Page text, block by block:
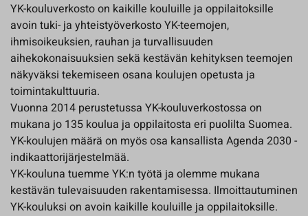
YK-kouluverkosto on kaikille kouluille ja oppilaitoksille
avoin tuki- ja yhteistyöverkosto YK-teemojen,
ihmisoikeuksien, rauhan ja turvallisuuden
aihekokonaisuuksien sekä kestävän kehityksen teemojen
näkyväksi tekemiseen osana koulujen opetusta ja
toimintakulttuuria.
Vuonna 2014 perustetussa YK-kouluverkostossa on
mukana jo 135 koulua ja oppilaitosta eri puolilta Suomea.
YK-koulujen määrä on myös osa kansallista Agenda 2030 -
indikaattorijärjestelmää.
YK-kouluna tuemme YK:n työtä ja olemme mukana
kestävän tulevaisuuden rakentamisessa. Ilmoittautuminen
YK-kouluksi on avoin kaikille kouluille ja oppilaitoksille.